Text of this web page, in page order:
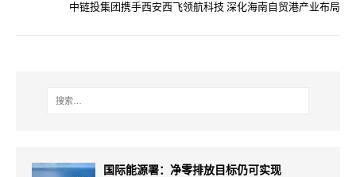
中链投集团携手西安西飞领航科技 深化海南自贸港产业布局
国际能源署：净零排放目标仍可实现